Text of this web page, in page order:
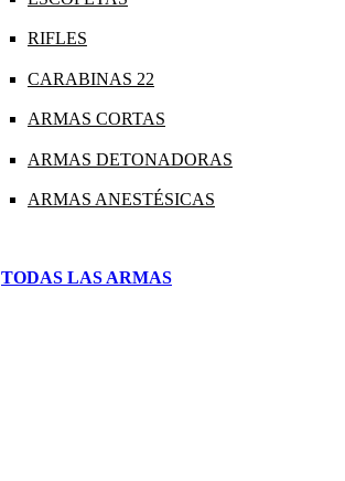
RIFLES
CARABINAS 22
ARMAS CORTAS
ARMAS DETONADORAS
ARMAS ANESTÉSICAS
TODAS LAS ARMAS